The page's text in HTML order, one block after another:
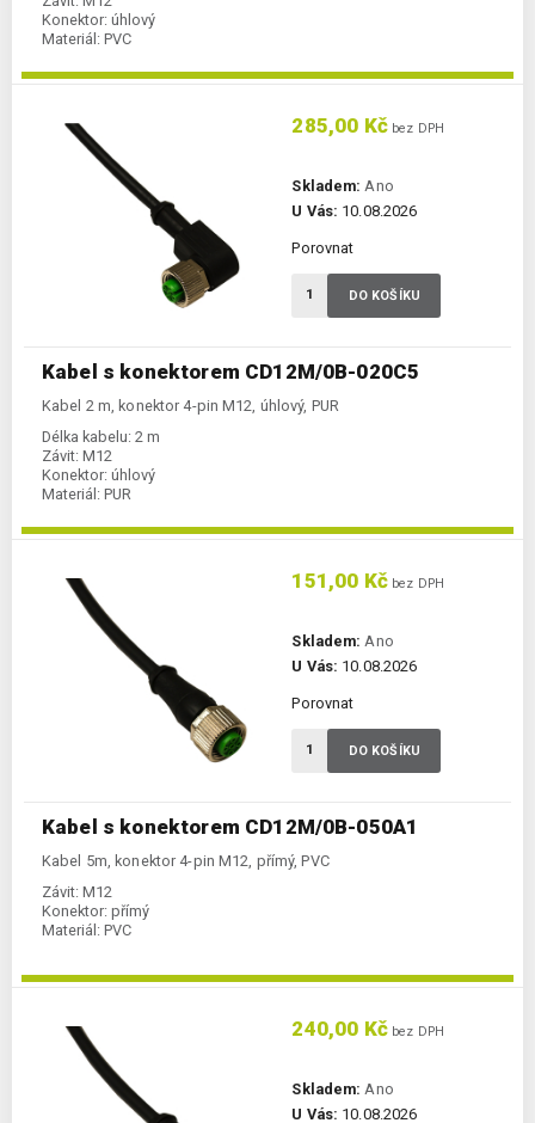
Konektor: úhlový
Materiál: PVC
Kabel s konektorem CD12M/0B-020C5
Kabel 2 m, konektor 4-pin M12, úhlový, PUR
Délka kabelu: 2 m
Závit: M12
Konektor: úhlový
Materiál: PUR
285,00 Kč bez DPH
Skladem: Ano
U Vás: 10.08.2026
Porovnat
DO KOŠÍKU
Kabel s konektorem CD12M/0B-050A1
Kabel 5m, konektor 4-pin M12, přímý, PVC
Závit: M12
Konektor: přímý
Materiál: PVC
151,00 Kč bez DPH
Skladem: Ano
U Vás: 10.08.2026
Porovnat
DO KOŠÍKU
240,00 Kč bez DPH
Skladem: Ano
U Vás: 10.08.2026